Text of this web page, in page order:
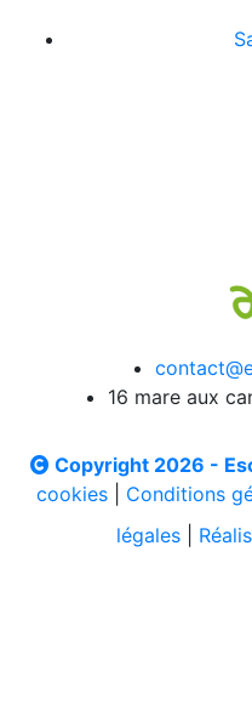
16 mare aux
Copyright 2026 -
cookies| Conditions
légales